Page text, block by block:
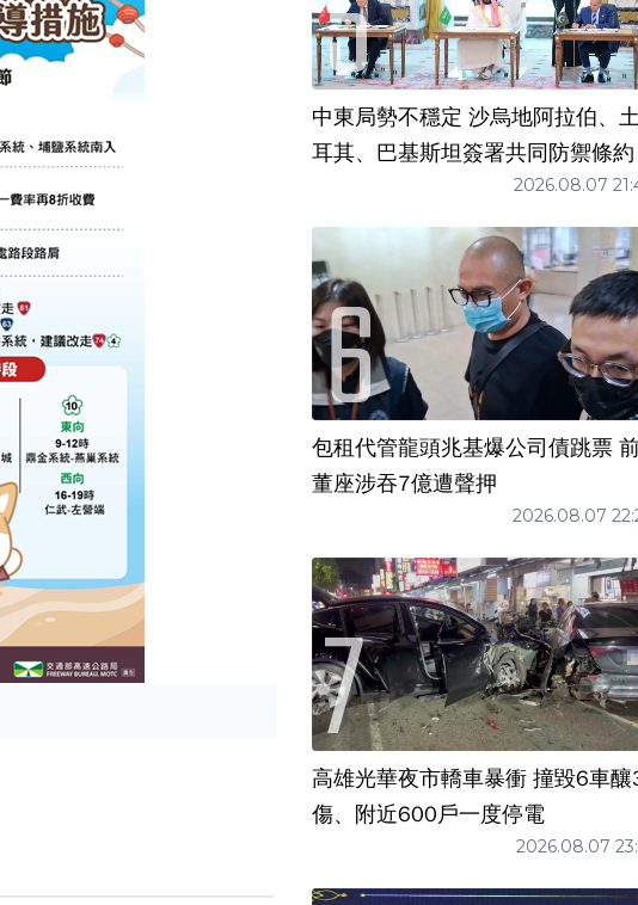
中東局勢不穩定 沙烏地阿拉伯、
耳其、巴基斯坦簽署共同防禦條約
2026.08.07
包租代管龍頭兆基爆公司債跳票
董座涉吞7億遭聲押
2026.08.07
高雄光華夜市轎車暴衝 撞毀6車釀
傷、附近600戶一度停電
2026.08.07